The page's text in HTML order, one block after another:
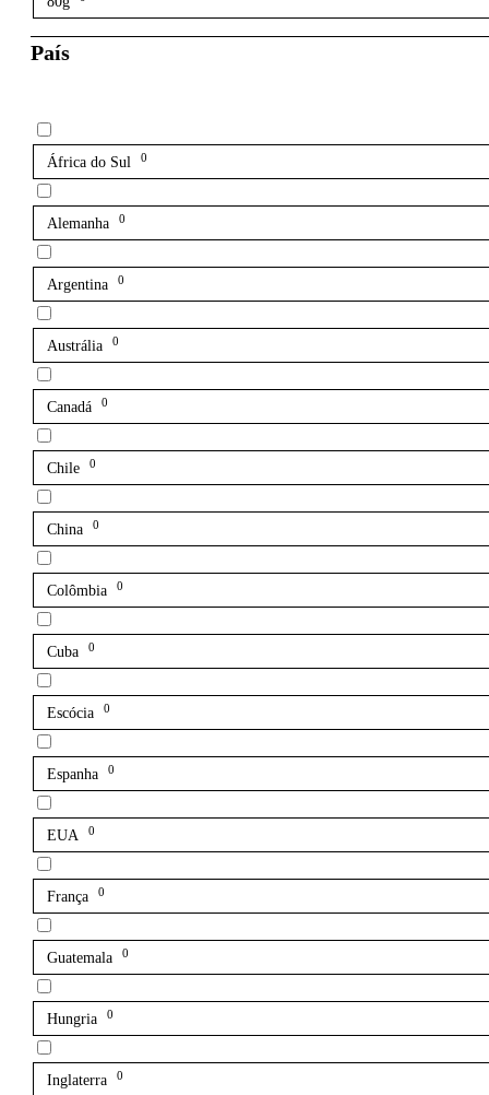
País
África do Sul 0
Alemanha 0
Argentina 0
Austrália 0
Canadá 0
Chile 0
China 0
Colômbia 0
Cuba 0
Escócia 0
Espanha 0
EUA 0
França 0
Guatemala 0
Hungria 0
Inglaterra 0